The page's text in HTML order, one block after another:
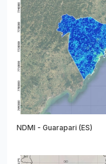
NDMI - Guarapari (ES)